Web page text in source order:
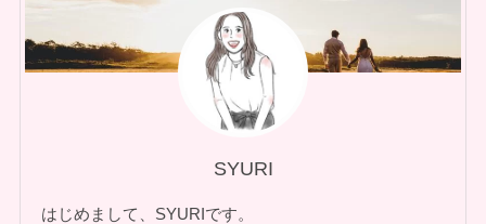
SYURI
はじめまして、SYURIです。